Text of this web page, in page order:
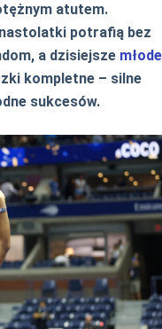
atutem.
potrafią bez
a dzisiejsze młode
kompletne – silne
sukcesów.